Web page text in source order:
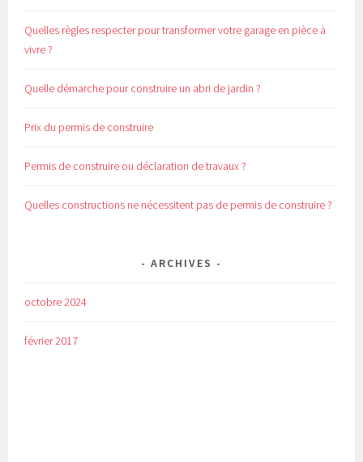
Quelles règles respecter pour transformer votre garage en pièce à
vivre ?
Quelle démarche pour construire un abri de jardin ?
Prix du permis de construire
Permis de construire ou déclaration de travaux ?
Quelles constructions ne nécessitent pas de permis de construire ?
ARCHIVES
octobre 2024
février 2017